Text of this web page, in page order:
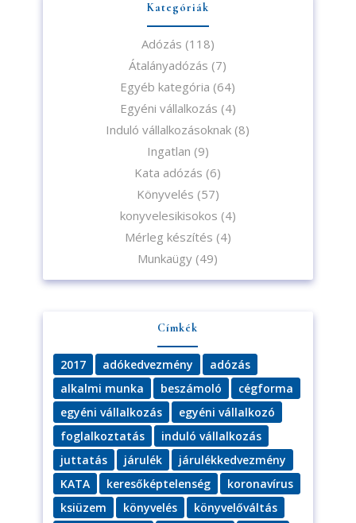
Kategóriák
Adózás (118)
Átalányadózás (7)
Egyéb kategória (64)
Egyéni vállalkozás (4)
Induló vállalkozásoknak (8)
Ingatlan (9)
Kata adózás (6)
Könyvelés (57)
konyvelesikisokos (4)
Mérleg készítés (4)
Munkaügy (49)
Címkék
2017 adókedvezmény
adózás
alkalmi munka
beszámoló
cégforma
egyéni vállalkozás
egyéni vállalkozó
foglalkoztatás
induló vállalkozás
juttatás
járulék
járulékkedvezmény
KATA
keresőképtelenség
koronavírus
ksiüzem
könyvelés
könyvelőváltás